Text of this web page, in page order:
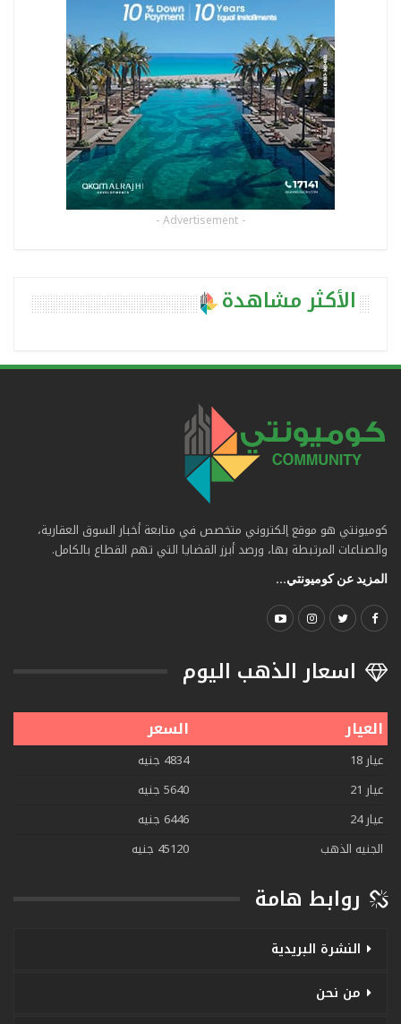
- Advertisement -
الأكثر مشاهدة
كوميونتي هو موقع إلكتروني متخصص في متابعة أخبار السوق العقارية،
والصناعات المرتبطة بها، ورصد أبرز القضايا التي تهم القطاع بالكامل.
المزيد عن كوميونتي...
اسعار الذهب اليوم
العيار السعر
عيار 18
4834 جنيه
عيار 21
5640 جنيه
عيار 24
6446 جنيه
الجنيه الذهب
45120 جنيه
روابط هامة
النشرة البريدية
من نحن